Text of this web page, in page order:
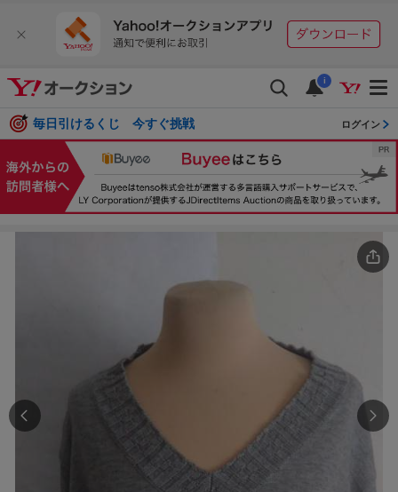
i
毎日引けるくじ 今すぐ挑戦 ログイン